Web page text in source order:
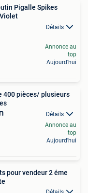
Pigalle Spikes
Détails
Annonce au
top
Aujourd'hui
400 pièces/ plusieurs
Détails
Annonce au
top
Aujourd'hui
pour vendeur 2 éme